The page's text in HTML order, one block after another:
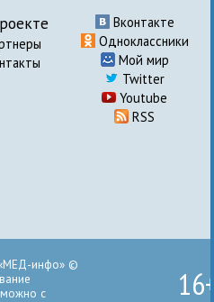
Вконтакте
Одноклассники
Мой мир
Twitter
Youtube
RSS
инфо» ©
с